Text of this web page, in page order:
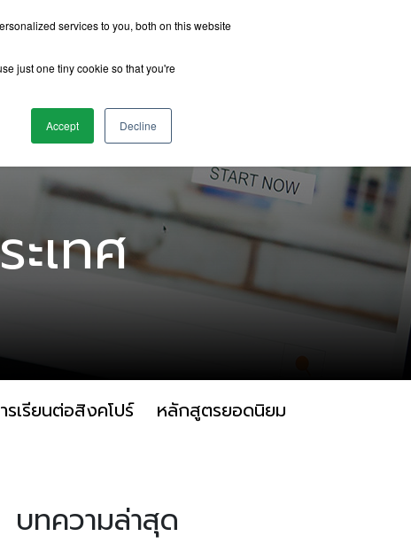
services to you, both on this website
just one tiny cookie so that you're
Accept Decline
เทศ
รเรียนต่อสิงคโปร์
หลักสูตรยอดนิยม
บทความล่าสุด